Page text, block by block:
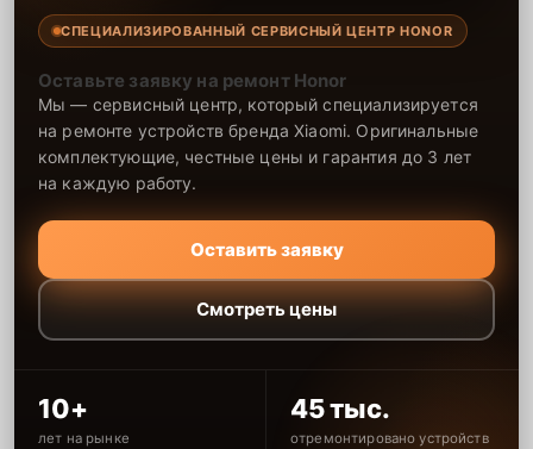
СПЕЦИАЛИЗИРОВАННЫЙ СЕРВИСНЫЙ ЦЕНТР HONOR
Оставьте заявку на ремонт Honor
Мы — сервисный центр, который специализируется
на ремонте устройств бренда Xiaomi. Оригинальные
комплектующие, честные цены и гарантия до 3 лет
на каждую работу.
Оставить заявку
Смотреть цены
10+
лет на рынке
45 тыс.
отремонтировано устройств